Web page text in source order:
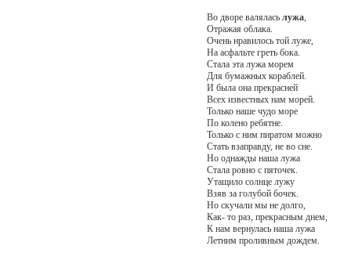
Во дворе валялась лужа,
Отражая облака.
Очень нравилось той луже,
На асфальте греть бока.
Стала эта лужа морем
Для бумажных кораблей.
И была она прекрасней
Всех известных нам морей.
Только наше чудо море
По колено ребятне.
Только с ним пиратом можно
Стать взаправду, не во сне.
Но однажды наша лужа
Стала ровно с пяточек.
Утащило солнце лужу
Взяв за голубой бочек.
Но скучали мы не долго,
Как- то раз, прекрасным днем,
К нам вернулась наша лужа
Летним проливным дождем.